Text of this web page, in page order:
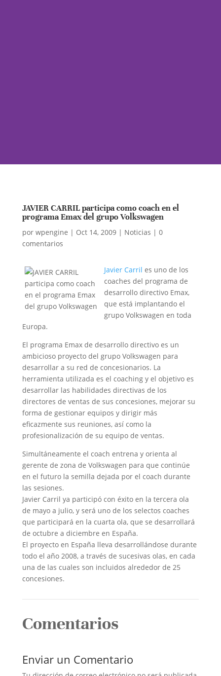
JAVIER CARRIL participa como coach en el
programa Emax del grupo Volkswagen
por wpengine | Oct 14, 2009| Noticias | 0
comentarios
Javier Carril es uno de los
coaches del programa de
desarrollo directivo Emax,
que está implantando el
grupo Volkswagen en toda
Europa.
El programa Emax de desarrollo directivo es un
ambicioso proyecto del grupo Volkswagen para
desarrollar a su red de concesionarios. La
herramienta utilizada es el coaching y el objetivo es
desarrollar las habilidades directivas de los
directores de ventas de sus concesiones, mejorar su
forma de gestionar equipos y dirigir más
eficazmente sus reuniones, así como la
profesionalización de su equipo de ventas.
Simultáneamente el coach entrena y orienta al
gerente de zona de Volkswagen para que continúe
en el futuro la semilla dejada por el coach durante
las sesiones.
Javier Carril ya participó con éxito en la tercera ola
de mayo a julio, y será uno de los selectos coaches
que participará en la cuarta ola, que se desarrollará
de octubre a diciembre en España.
El proyecto en España lleva desarrollándose durante
todo el año 2008, a través de sucesivas olas, en cada
una de las cuales son incluidos alrededor de 25
concesiones.
Comentarios
Enviar un Comentario